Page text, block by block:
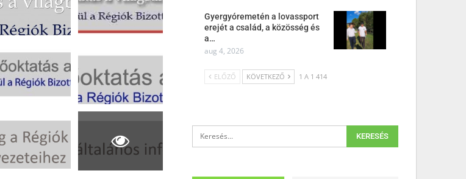
Gyergyóremetén a lovassport
erejét a család, a közösség és
a…
aug 4, 2026
ELŐZŐ KÖVETKEZŐ 1 A 1 414